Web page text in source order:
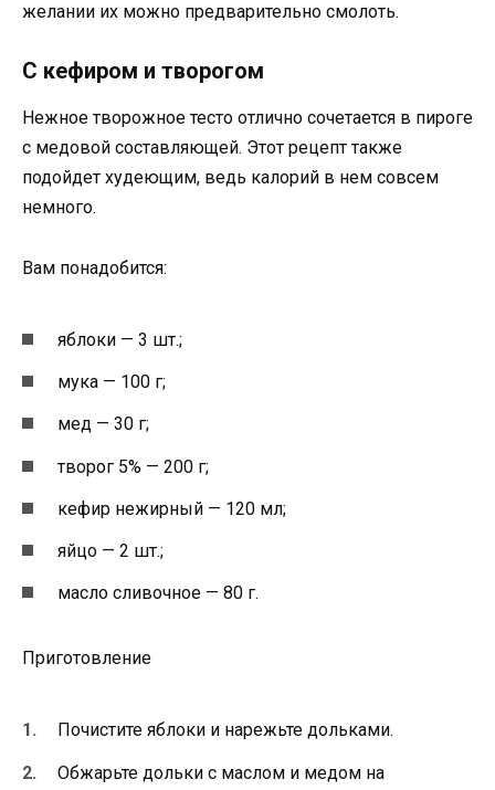
желании их можно предварительно смолоть.
С кефиром и творогом
Нежное творожное тесто отлично сочетается в пироге
с медовой составляющей. Этот рецепт также
подойдет худеющим, ведь калорий в нем совсем
немного.
Вам понадобится:
яблоки — 3 шт.;
мука — 100 г;
мед — 30 г;
творог 5% — 200 г;
кефир нежирный — 120 мл;
яйцо — 2 шт.;
масло сливочное — 80 г.
Приготовление
Почистите яблоки и нарежьте дольками.
Обжарьте дольки с маслом и медом на